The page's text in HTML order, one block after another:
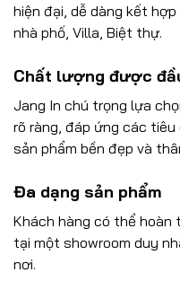
hiện đại, dễ dàng kết
nhà phố, Villa, Biệt thự.
Chất lượng được
Jang In chú trọng lựa
rõ ràng, đáp ứng các
sản phẩm bền đẹp và
Đa dạng sản phẩm
Khách hàng có thể hoàn
tại một showroom duy
nơi.